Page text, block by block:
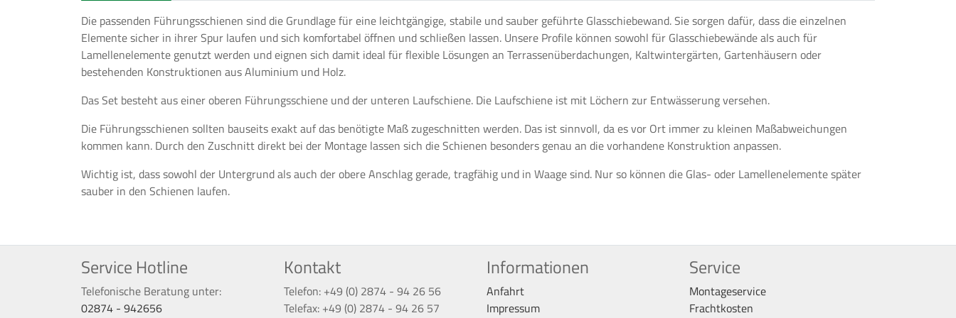
Die passenden Führungsschienen sind die Grundlage für eine leichtgängige, stabile und sauber geführte Glasschiebewand. Sie sorgen dafür, dass die einzelnen
Elemente sicher in ihrer Spur laufen und sich komfortabel öffnen und schließen lassen. Unsere Profile können sowohl für Glasschiebewände als auch für
Lamellenelemente genutzt werden und eignen sich damit ideal für flexible Lösungen an Terrassenüberdachungen, Kaltwintergärten, Gartenhäusern oder
bestehenden Konstruktionen aus Aluminium und Holz.
Das Set besteht aus einer oberen Führungsschiene und der unteren Laufschiene. Die Laufschiene ist mit Löchern zur Entwässerung versehen.
Die Führungsschienen sollten bauseits exakt auf das benötigte Maß zugeschnitten werden. Das ist sinnvoll, da es vor Ort immer zu kleinen Maßabweichungen
kommen kann. Durch den Zuschnitt direkt bei der Montage lassen sich die Schienen besonders genau an die vorhandene Konstruktion anpassen.
Wichtig ist, dass sowohl der Untergrund als auch der obere Anschlag gerade, tragfähig und in Waage sind. Nur so können die Glas- oder Lamellenelemente später
sauber in den Schienen laufen.
Service Hotline
Telefonische Beratung unter:
02874 - 942656
Kontakt
Telefon: +49 (0) 2874 - 94 26 56
Telefax: +49 (0) 2874 - 94 26 57
Informationen
Anfahrt
Impressum
Service
Montageservice
Frachtkosten